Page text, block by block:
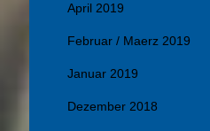
April 2019
Februar / Maerz 2019
Januar 2019
Dezember 2018